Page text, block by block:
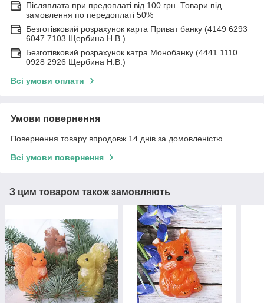
Післяплата при предоплаті від 100 грн. Товари під
замовлення по передоплаті 50%
Безготівковий розрахунок карта Приват банку (4149 6293
6047 7103 Щербина Н.В.)
Безготівковий розрахунок катра Монобанку (4441 1110
0928 2926 Щербина Н.В.)
Всі умови оплати
Умови повернення
Повернення товару впродовж 14 днів за домовленістю
Всі умови повернення
З цим товаром також замовляють